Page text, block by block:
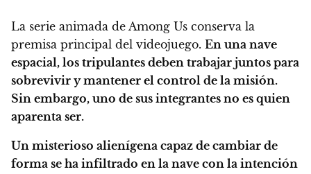
La serie animada de Among Us conserva la
premisa principal del videojuego. En una nave
espacial, los tripulantes deben trabajar juntos para
sobrevivir y mantener el control de la misión.
Sin embargo, uno de sus integrantes no es quien
aparenta ser.
Un misterioso alienígena capaz de cambiar de
forma se ha infiltrado en la nave con la intención